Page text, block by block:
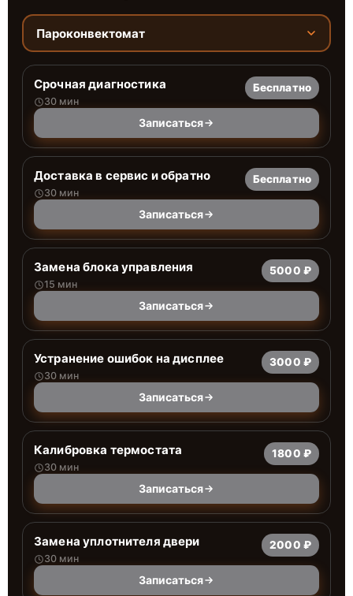
Пароконвектомат
Срочная диагностика
30 мин
Бесплатно
Записаться
Доставка в сервис и обратно
30 мин
Бесплатно
Записаться
Замена блока управления
15 мин
5000 ₽
Записаться
Устранение ошибок на дисплее
30 мин
3000 ₽
Записаться
Калибровка термостата
30 мин
1800 ₽
Записаться
Замена уплотнителя двери
30 мин
2000 ₽
Записаться